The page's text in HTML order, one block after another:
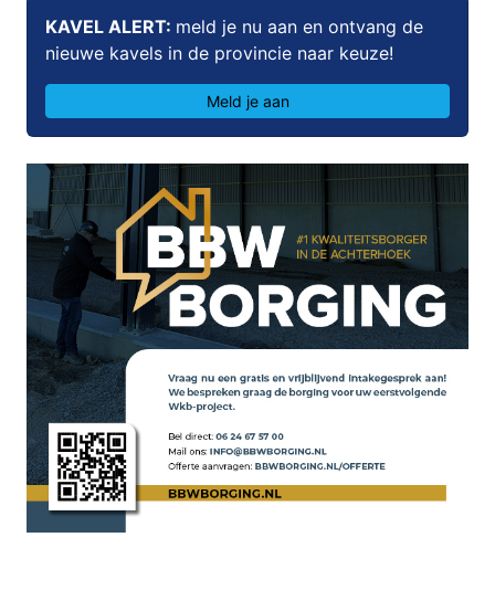
KAVEL ALERT: meld je nu aan en ontvang de
nieuwe kavels in de provincie naar keuze!
Meld je aan